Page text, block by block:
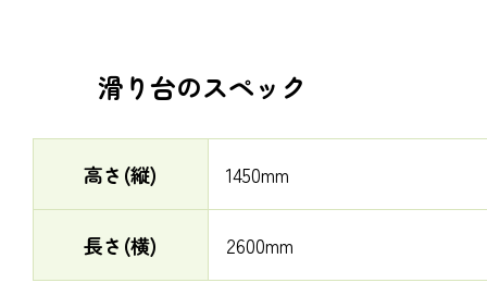
滑り台のスペック
高さ(縦) 1450mm
長さ(横) 2600mm